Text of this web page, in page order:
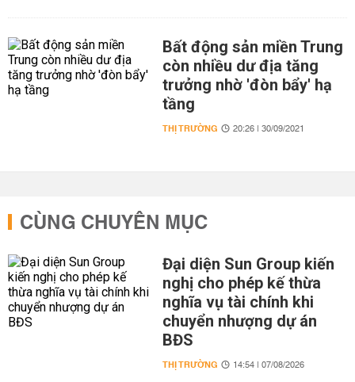
Bất động sản miền Trung
còn nhiều dư địa tăng
trưởng nhờ 'đòn bẩy' hạ
tầng
THỊ TRƯỜNG 20:26 | 30/09/2021
CÙNG CHUYÊN MỤC
Đại diện Sun Group kiến
nghị cho phép kế thừa
nghĩa vụ tài chính khi
chuyển nhượng dự án
BĐS
THỊ TRƯỜNG 14:54 | 07/08/2026